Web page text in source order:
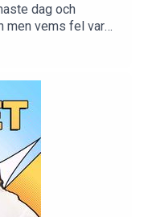
dag och
men vems fel var
är en
sig själv. Elspark
är man med
ett argt inlägg
det det där med
också,